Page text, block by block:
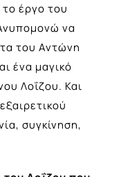
έργο του
να
του Αντώνη
ένα μαγικό
Λοΐζου. Και
συγκίνηση,